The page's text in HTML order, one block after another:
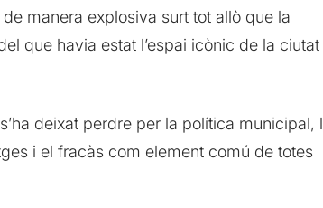
manera explosiva surt tot allò que la
que havia estat l’espai icònic de la ciutat
deixat perdre per la política municipal,
i el fracàs com element comú de totes